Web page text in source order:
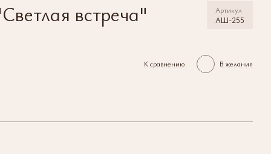
встреча" Артикул
АШ-255
К сравнению В желания